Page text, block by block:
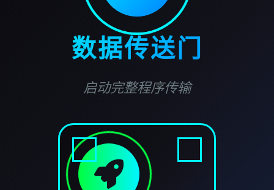
数据传送门
启动完整程序传输